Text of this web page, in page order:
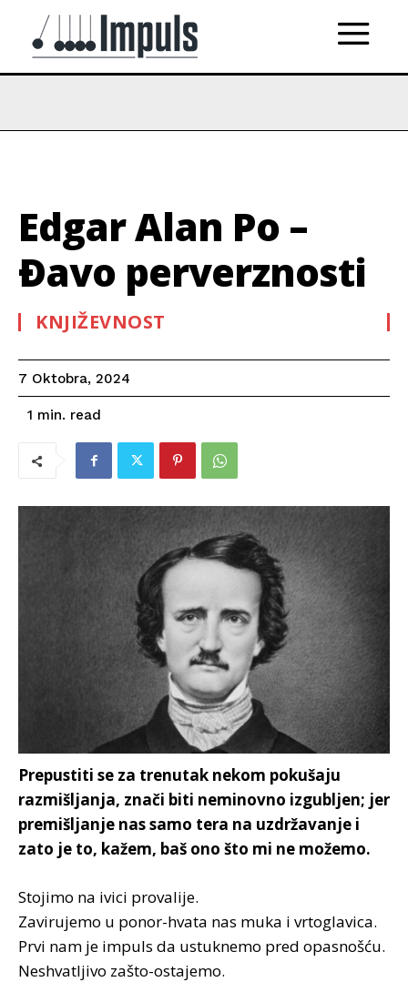
Edgar Alan Po –
Ðavo perverznosti
KNJIŽEVNOST
7 Oktobra, 2024
1 min. read
Prepustiti se za trenutak nekom pokušaju
razmišljanja, znači biti neminovno izgubljen; jer
premišljanje nas samo tera na uzdržavanje i
zato je to, kažem, baš ono što mi ne možemo.
Stojimo na ivici provalije.
Zavirujemo u ponor-hvata nas muka i vrtoglavica.
Prvi nam je impuls da ustuknemo pred opasnošću.
Neshvatljivo zašto-ostajemo.